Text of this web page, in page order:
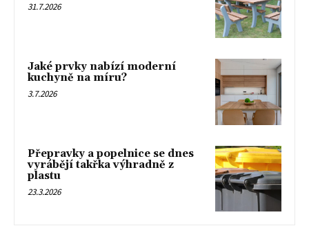
31.7.2026
Jaké prvky nabízí moderní
kuchyně na míru?
3.7.2026
Přepravky a popelnice se dnes
vyrábějí takřka výhradně z
plastu
23.3.2026